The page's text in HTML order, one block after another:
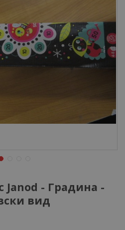
Janod - Градина -
вид